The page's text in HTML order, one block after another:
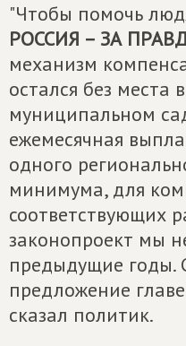
"Чтобы помочь
РОССИЯ – ЗА
механизм
остался без места
муниципальном
ежемесячная
одного
минимума, для
соответствующих
законопроект мы
предыдущие годы.
предложение
сказал политик.